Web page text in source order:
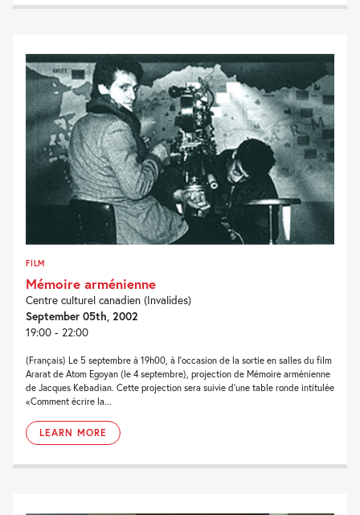
FILM
Mémoire arménienne
Centre culturel canadien (Invalides)
September 05th, 2002
19:00 - 22:00
(Français) Le 5 septembre à 19h00, à l'occasion de la sortie en salles du film
Ararat de Atom Egoyan (le 4 septembre), projection de Mémoire arménienne
de Jacques Kebadian. Cette projection sera suivie d'une table ronde intitulée
«Comment écrire la...
LEARN MORE